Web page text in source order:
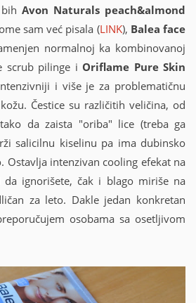
bih Avon Naturals peach&almond
sam već pisala (LINK), Balea face
normalnoj ka kombinovanoj
scrub pilinge i Oriflame Pure Skin
i više je za problematičnu
Čestice su različitih veličina, od
da zaista "oriba" lice (treba ga
salicilnu kiselinu pa ima dubinsko
Ostavlja intenzivan cooling efekat na
ignorišete, čak i blago miriše na
za leto. Dakle jedan konkretan
osobama sa osetljivom